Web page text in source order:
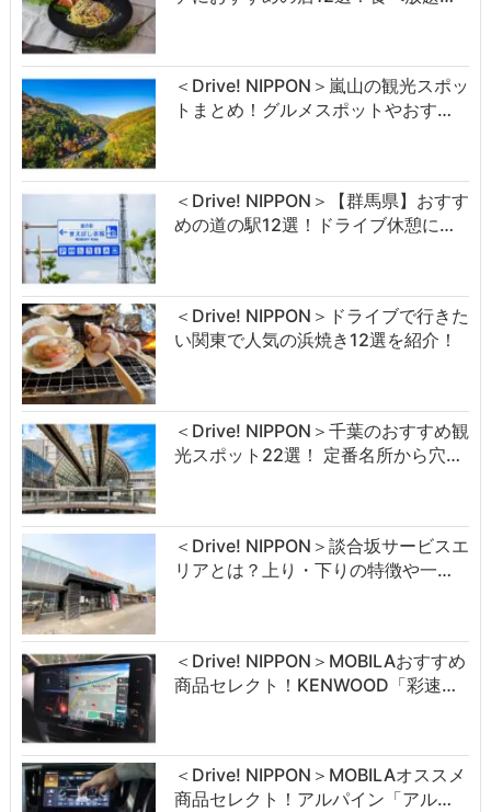
＜Drive! NIPPON＞嵐山の観光スポッ
トまとめ！グルメスポットやおす…
＜Drive! NIPPON＞【群馬県】おすす
めの道の駅12選！ドライブ休憩に…
＜Drive! NIPPON＞ドライブで行きた
い関東で人気の浜焼き12選を紹介！
＜Drive! NIPPON＞千葉のおすすめ観
光スポット22選！ 定番名所から穴…
＜Drive! NIPPON＞談合坂サービスエ
リアとは？上り・下りの特徴や一…
＜Drive! NIPPON＞MOBILAおすすめ
商品セレクト！KENWOOD「彩速…
＜Drive! NIPPON＞MOBILAオススメ
商品セレクト！アルパイン「アル…